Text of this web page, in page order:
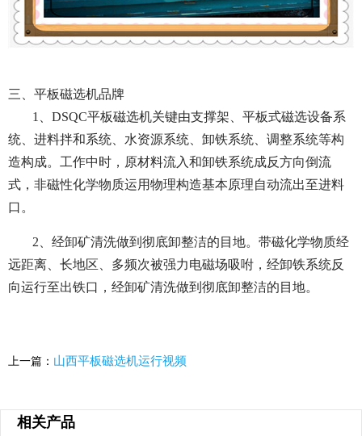
三、平板磁选机品牌
1、DSQC平板磁选机关键由支撑架、平板式磁选设备系
统、进料拌和系统、水资源系统、卸铁系统、调整系统等构
造构成。工作中时，原材料流入和卸铁系统成反方向倒流
式，非磁性化学物质运用物理构造基本原理自动流出至进料
口。
2、经卸矿清洗做到彻底卸整洁的目地。带磁化学物质经
远距离、长地区、多频次被强力电磁场吸咐，经卸铁系统反
向运行至出铁口，经卸矿清洗做到彻底卸整洁的目地。
上一篇： 山西平板磁选机运行视频
相关产品